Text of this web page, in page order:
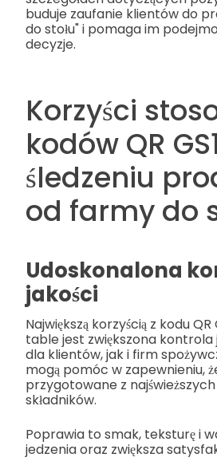
buduje zaufanie klientów do
do stołu" i pomaga im
decyzje.
Korzyści
kodów QR
śledzeniu
od farmy do
Udoskonalona
jakości
Największą korzyścią z kodu
table jest zwiększona kontrola
dla klientów, jak i firm
mogą pomóc w zapewnieniu,
przygotowane z
składników.
Poprawia to smak, teksturę i
jedzenia oraz zwiększa